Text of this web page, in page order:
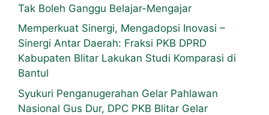
Tak Boleh Ganggu Belajar-Mengajar
Memperkuat Sinergi, Mengadopsi Inovasi –
Sinergi Antar Daerah: Fraksi PKB DPRD
Kabupaten Blitar Lakukan Studi Komparasi di
Bantul
Syukuri Penganugerahan Gelar Pahlawan
Nasional Gus Dur, DPC PKB Blitar Gelar